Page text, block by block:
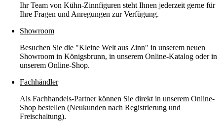
Ihr Team von Kühn-Zinnfiguren steht Ihnen jederzeit gerne für
Ihre Fragen und Anregungen zur Verfügung.
Showroom
Besuchen Sie die "Kleine Welt aus Zinn" in unserem neuen
Showroom in Königsbrunn, in unserem Online-Katalog oder in
unserem Online-Shop.
Fachhändler
Als Fachhandels-Partner können Sie direkt in unserem Online-
Shop bestellen (Neukunden nach Registrierung und
Freischaltung).